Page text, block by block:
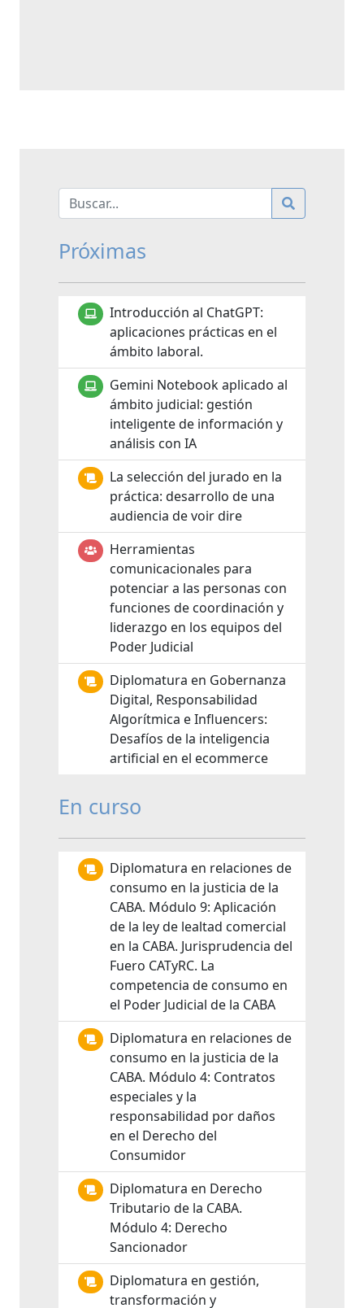
Próximas
Introducción al ChatGPT:
aplicaciones prácticas en el
ámbito laboral.
Gemini Notebook aplicado al
ámbito judicial: gestión
inteligente de información y
análisis con IA
La selección del jurado en la
práctica: desarrollo de una
audiencia de voir dire
Herramientas
comunicacionales para
potenciar a las personas con
funciones de coordinación y
liderazgo en los equipos del
Poder Judicial
Diplomatura en Gobernanza
Digital, Responsabilidad
Algorítmica e Influencers:
Desafíos de la inteligencia
artificial en el ecommerce
En curso
Diplomatura en relaciones de
consumo en la justicia de la
CABA. Módulo 9: Aplicación
de la ley de lealtad comercial
en la CABA. Jurisprudencia del
Fuero CATyRC. La
competencia de consumo en
el Poder Judicial de la CABA
Diplomatura en relaciones de
consumo en la justicia de la
CABA. Módulo 4: Contratos
especiales y la
responsabilidad por daños
en el Derecho del
Consumidor
Diplomatura en Derecho
Tributario de la CABA.
Módulo 4: Derecho
Sancionador
Diplomatura en gestión,
transformación y